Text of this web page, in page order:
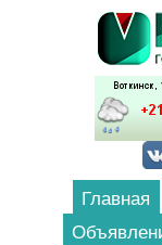
Перейти к
Главная